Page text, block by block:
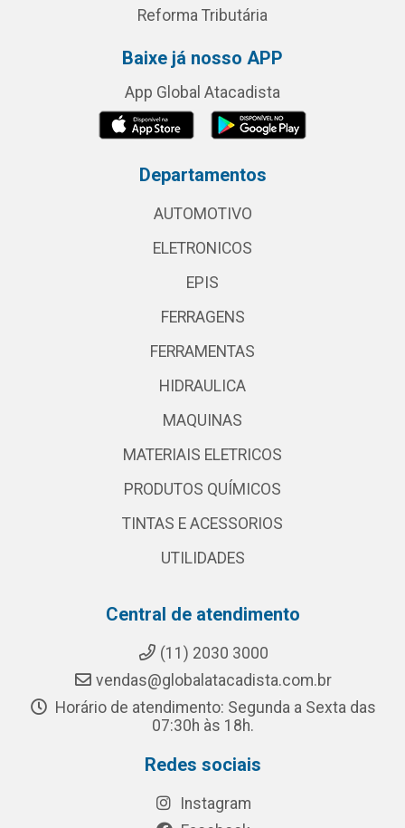
Reforma Tributária
Baixe já nosso APP
App Global Atacadista
Departamentos
AUTOMOTIVO
ELETRONICOS
EPIS
FERRAGENS
FERRAMENTAS
HIDRAULICA
MAQUINAS
MATERIAIS ELETRICOS
PRODUTOS QUÍMICOS
TINTAS E ACESSORIOS
UTILIDADES
Central de atendimento
(11) 2030 3000
vendas@globalatacadista.com.br
Horário de atendimento: Segunda a Sexta das
07:30h às 18h.
Redes sociais
Instagram